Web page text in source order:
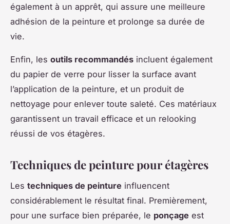
également à un apprêt, qui assure une meilleure
adhésion de la peinture et prolonge sa durée de
vie.
Enfin, les outils recommandés incluent également
du papier de verre pour lisser la surface avant
l’application de la peinture, et un produit de
nettoyage pour enlever toute saleté. Ces matériaux
garantissent un travail efficace et un relooking
réussi de vos étagères.
Techniques de peinture pour étagères
Les techniques de peinture influencent
considérablement le résultat final. Premièrement,
pour une surface bien préparée, le ponçage est